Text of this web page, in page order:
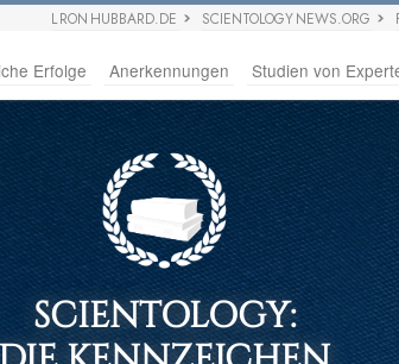
L RON HUBBARD.DE SCIENTOLOGY NEWS.ORG
Erfolge Anerkennungen Studien von
SCIENTOLOGY: